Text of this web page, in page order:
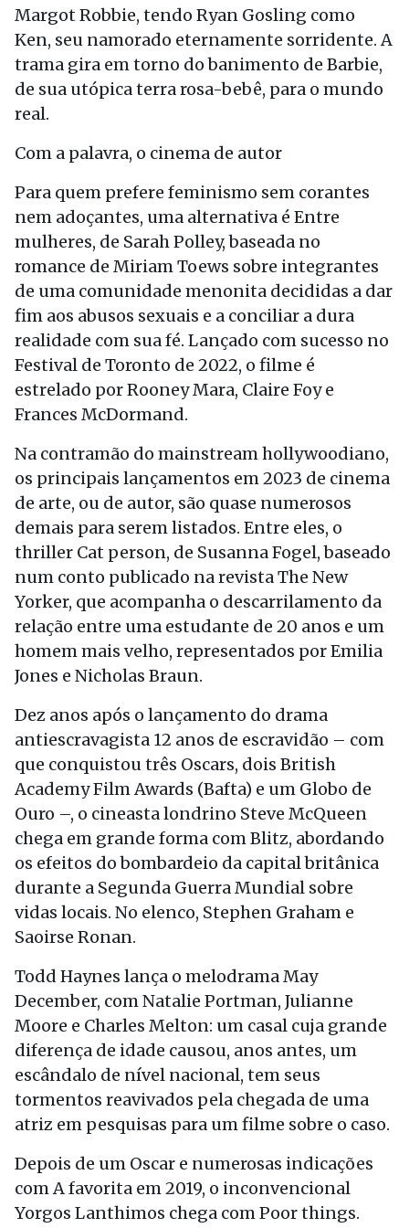
Margot Robbie, tendo Ryan Gosling como
Ken, seu namorado eternamente sorridente. A
trama gira em torno do banimento de Barbie,
de sua utópica terra rosa-bebê, para o mundo
real.
Com a palavra, o cinema de autor
Para quem prefere feminismo sem corantes
nem adoçantes, uma alternativa é Entre
mulheres, de Sarah Polley, baseada no
romance de Miriam Toews sobre integrantes
de uma comunidade menonita decididas a dar
fim aos abusos sexuais e a conciliar a dura
realidade com sua fé. Lançado com sucesso no
Festival de Toronto de 2022, o filme é
estrelado por Rooney Mara, Claire Foy e
Frances McDormand.
Na contramão do mainstream hollywoodiano,
os principais lançamentos em 2023 de cinema
de arte, ou de autor, são quase numerosos
demais para serem listados. Entre eles, o
thriller Cat person, de Susanna Fogel, baseado
num conto publicado na revista The New
Yorker, que acompanha o descarrilamento da
relação entre uma estudante de 20 anos e um
homem mais velho, representados por Emilia
Jones e Nicholas Braun.
Dez anos após o lançamento do drama
antiescravagista 12 anos de escravidão – com
que conquistou três Oscars, dois British
Academy Film Awards (Bafta) e um Globo de
Ouro –, o cineasta londrino Steve McQueen
chega em grande forma com Blitz, abordando
os efeitos do bombardeio da capital britânica
durante a Segunda Guerra Mundial sobre
vidas locais. No elenco, Stephen Graham e
Saoirse Ronan.
Todd Haynes lança o melodrama May
December, com Natalie Portman, Julianne
Moore e Charles Melton: um casal cuja grande
diferença de idade causou, anos antes, um
escândalo de nível nacional, tem seus
tormentos reavivados pela chegada de uma
atriz em pesquisas para um filme sobre o caso.
Depois de um Oscar e numerosas indicações
com A favorita em 2019, o inconvencional
Yorgos Lanthimos chega com Poor things.